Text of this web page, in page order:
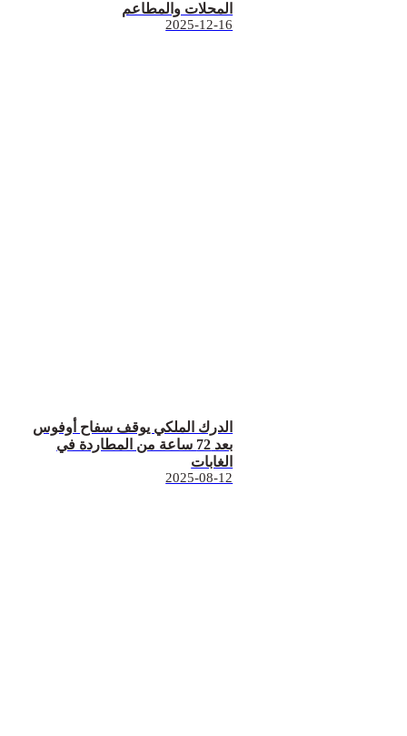
المحلات والمطاعم
2025-12-16
الدرك الملكي يوقف سفاح أوفوس
بعد 72 ساعة من المطاردة في
الغابات
2025-08-12